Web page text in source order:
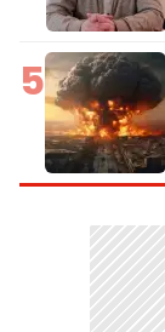
5